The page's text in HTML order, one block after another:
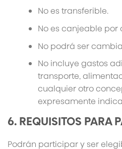
No es transferible.
No es canjeable por
No podrá ser
No incluye gastos
transporte,
cualquier otro
expresamente
6. REQUISITOS PARA
Podrán participar y ser